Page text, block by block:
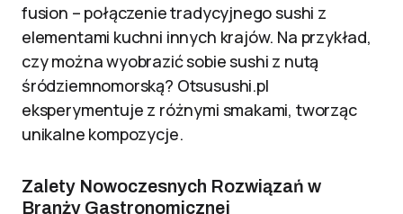
fusion – połączenie tradycyjnego sushi z
elementami kuchni innych krajów. Na przykład,
czy można wyobrazić sobie sushi z nutą
śródziemnomorską? Otsusushi.pl
eksperymentuje z różnymi smakami, tworząc
unikalne kompozycje.
Zalety Nowoczesnych Rozwiązań w
Branży Gastronomicznej